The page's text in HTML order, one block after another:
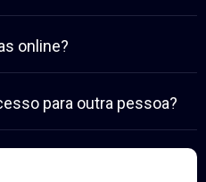
online?
para outra pessoa?